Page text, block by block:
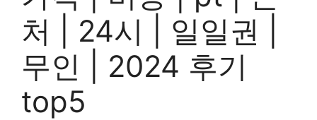
처 | 24시 | 일일권 |
무인 | 2024 후기
top5